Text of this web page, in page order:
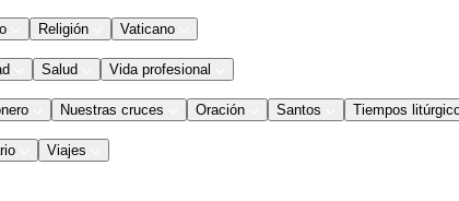
Religión Vaticano
Salud Vida profesional
Nuestras cruces Oración Santos Tiempos
Viajes